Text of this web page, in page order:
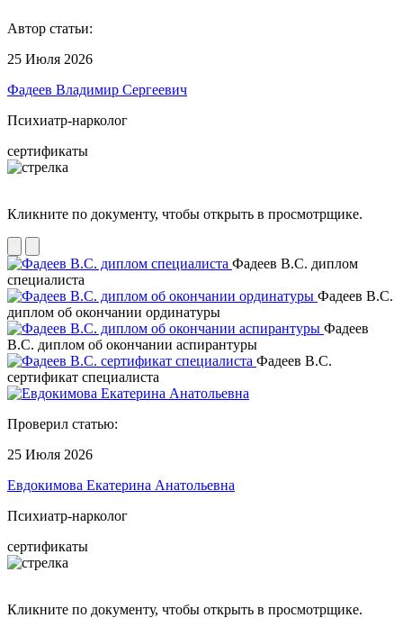
Автор статьи:
25 Июля 2026
Фадеев Владимир Сергеевич
Психиатр-нарколог
сертификаты
Кликните по документу, чтобы открыть в просмотрщике.
Фадеев В.С. диплом
специалиста
Фадеев В.С.
диплом об окончании ординатуры
Фадеев
В.С. диплом об окончании аспирантуры
Фадеев В.С.
сертификат специалиста
Проверил статью:
25 Июля 2026
Евдокимова Екатерина Анатольевна
Психиатр-нарколог
сертификаты
Кликните по документу, чтобы открыть в просмотрщике.